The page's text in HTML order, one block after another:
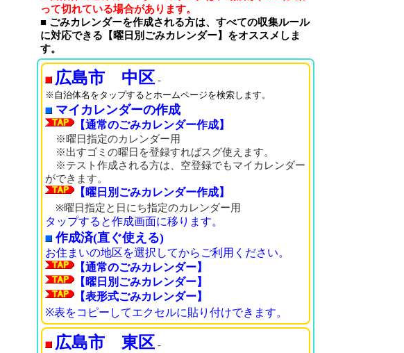
って切れている場合があります。
■ ごみカレンダーを作成される方は、すべての収集ルール
に対応できる【曜日別ごみカレンダー】をオススメしま
す。
広島市 中区 -
※自治体名をタップするとホームページを検索します。
マイカレンダーの作成
【通常のごみカレンダー作成】
※曜日指定のカレンダー用
※出すゴミの曜日を登録すればスグ使えます。
※テスト作成される方は、空登録でもマイカレンダー
ができます。
【曜日別ごみカレンダー作成】
※曜日指定と日にち指定のカレンダー用
タップすると作成画面に移ります。
作成済(直ぐ使える)
お住まいの地区を選択してからご利用ください。
【通常のごみカレンダー】
【曜日別ごみカレンダー】
【表形式ごみカレンダー】
※表をコピーしてエクセルに貼り付けできます。
広島市 東区 -